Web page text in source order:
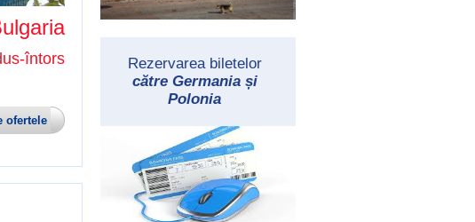
întors
ofertele
Rezervarea biletelor
către Germania și
Polonia